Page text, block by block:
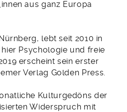
aus ganz Europa
lebt seit 2010 in
Psychologie und freie
erscheint sein erster
Verlag Golden Press.
Kulturgedöns der
Widerspruch mit